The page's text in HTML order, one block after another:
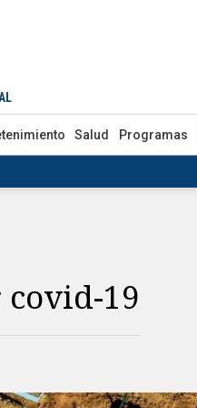
Salud Programas
19